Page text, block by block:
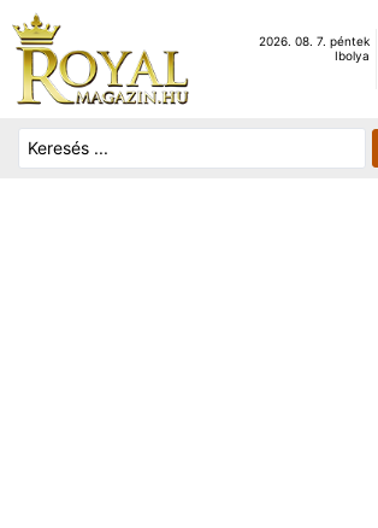
2026. 08. 7. péntek
Ibolya